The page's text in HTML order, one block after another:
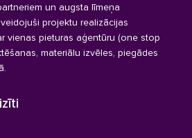
un augsta līmeņa
projektu realizācijas
vienas pieturas aģentūru (one stop
materiālu izvēles, piegādes